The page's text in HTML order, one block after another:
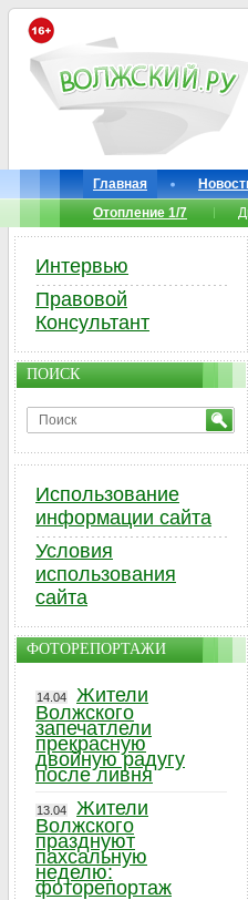
Главная
Отопление 1/7
Интервью
Правовой
Консультант
ПОИСК
Использование
информации сайта
Условия
использования
сайта
ФОТОРЕПОРТАЖИ
14.04
Жители
Волжского
запечатлели
прекрасную
двойную радугу
после ливня
13.04
Жители
Волжского
празднуют
пахсальную
неделю:
фоторепортаж